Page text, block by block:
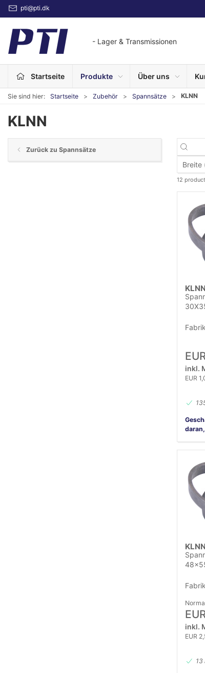
pti@pti.dk
- Lager & Transmissionen
Startseite Produkte Über uns
Sie sind hier: Startseite Zubehör Spannsätze KLNN
KLNN
Zurück zu Spannsätze
Breite
12
inkl.
EUR
inkl.
EUR
13